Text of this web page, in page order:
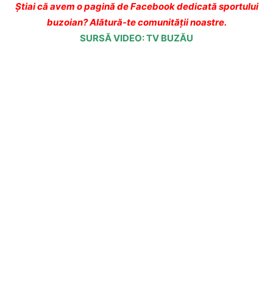
Ştiai că avem o pagină de Facebook dedicată sportului
buzoian? Alătură-te comunității noastre.
SURSĂ VIDEO: TV BUZĂU